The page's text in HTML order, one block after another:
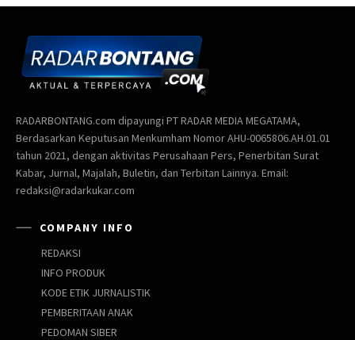
RADARBONTANG.com dipayungi PT RADAR MEDIA MEGATAMA,
Berdasarkan Keputusan Menkumham Nomor AHU-0065806.AH.01.01
tahun 2021, dengan aktivitas Perusahaan Pers, Penerbitan Surat
Kabar, Jurnal, Majalah, Buletin, dan Terbitan Lainnya. Email:
redaksi@radarkukar.com
COMPANY INFO
REDAKSI
INFO PRODUK
KODE ETIK JURNALISTIK
PEMBERITAAN ANAK
PEDOMAN SIBER